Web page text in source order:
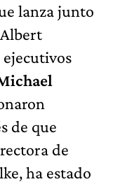
lanza junto
ejecutivos
de que
de
ha estado